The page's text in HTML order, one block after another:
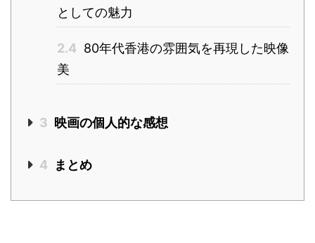
としての魅力
2.4 80年代香港の雰囲気を再現した映像
美
3 映画の個人的な感想
4 まとめ